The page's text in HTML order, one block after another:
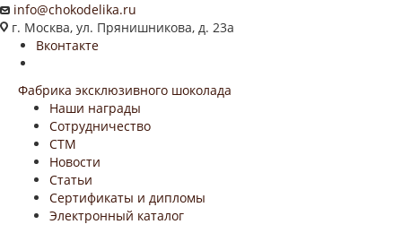
info@chokodelika.ru
г. Москва, ул. Прянишникова, д. 23а
Вконтакте
Фабрика эксклюзивного шоколада
Наши награды
Сотрудничество
СТМ
Новости
Статьи
Сертификаты и дипломы
Электронный каталог